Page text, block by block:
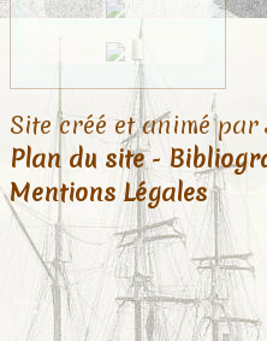
Site créé et animé par
Plan du site-
Mentions Légales